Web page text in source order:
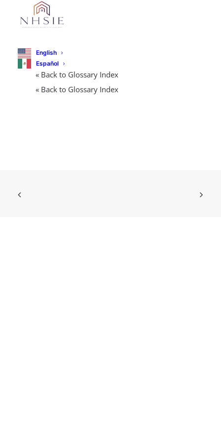
English
Español
« Back to Glossary Index
« Back to Glossary Index